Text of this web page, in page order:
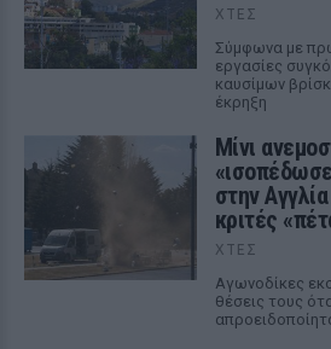
ΧΤΕΣ
Σύμφωνα με
εργασίες
καυσίμων
έκρηξη
Μίνι
στην
κριτές
ΧΤΕΣ
Αγωνοδίκες
θέσεις τους